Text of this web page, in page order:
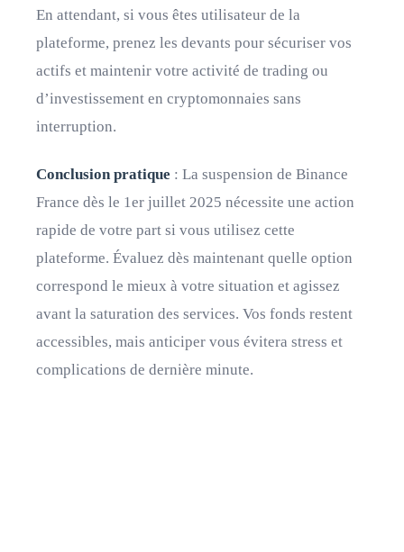
En attendant, si vous êtes utilisateur de la
plateforme, prenez les devants pour sécuriser vos
actifs et maintenir votre activité de trading ou
d’investissement en cryptomonnaies sans
interruption.
Conclusion pratique : La suspension de Binance
France dès le 1er juillet 2025 nécessite une action
rapide de votre part si vous utilisez cette
plateforme. Évaluez dès maintenant quelle option
correspond le mieux à votre situation et agissez
avant la saturation des services. Vos fonds restent
accessibles, mais anticiper vous évitera stress et
complications de dernière minute.